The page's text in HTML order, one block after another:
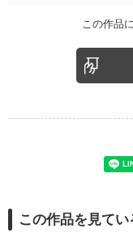
この作品
この作品を見て